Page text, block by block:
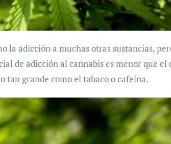
de adicción al cannabis es menor que el
tan grande como el tabaco o cafeína.